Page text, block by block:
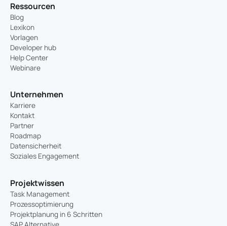
Ressourcen
Blog
Lexikon
Vorlagen
Developer hub
Help Center
Webinare
Unternehmen
Karriere
Kontakt
Partner
Roadmap
Datensicherheit
Soziales Engagement
Projektwissen
Task Management
Prozessoptimierung
Projektplanung in 6 Schritten
SAP Alternative